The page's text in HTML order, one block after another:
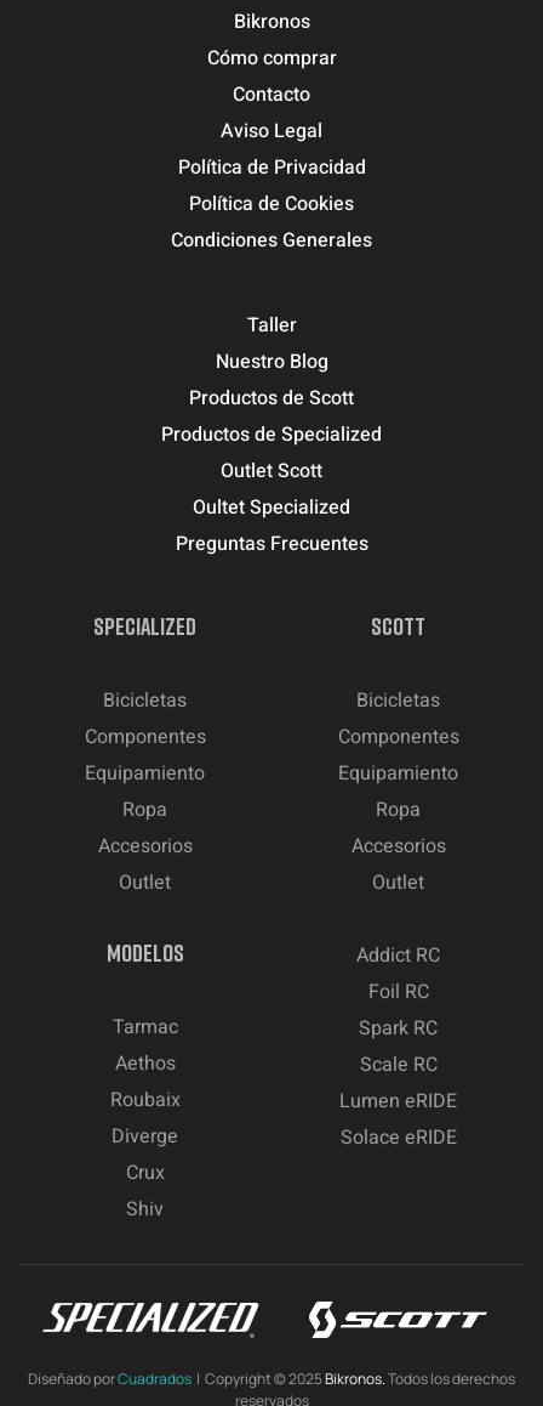
Bikronos
Cómo comprar
Contacto
Aviso Legal
Política de Privacidad
Política de Cookies
Condiciones Generales
Taller
Nuestro Blog
Productos de Scott
Productos de Specialized
Outlet Scott
Oultet Specialized
Preguntas Frecuentes
SPECIALIZED
Bicicletas
Componentes
Equipamiento
Ropa
Accesorios
Outlet
SCOTT
Bicicletas
Componentes
Equipamiento
Ropa
Accesorios
Outlet
MODELOS
Tarmac
Aethos
Roubaix
Diverge
Crux
Shiv
Addict RC
Foil RC
Spark RC
Scale RC
Lumen eRIDE
Solace eRIDE
Diseñado porCuadrados | Copyright © 2025Bikronos.Todos los derechos
reservados